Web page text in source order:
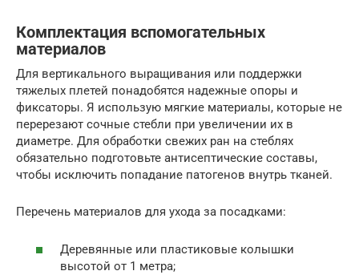
Комплектация вспомогательных
материалов
Для вертикального выращивания или поддержки
тяжелых плетей понадобятся надежные опоры и
фиксаторы. Я использую мягкие материалы, которые не
перерезают сочные стебли при увеличении их в
диаметре. Для обработки свежих ран на стеблях
обязательно подготовьте антисептические составы,
чтобы исключить попадание патогенов внутрь тканей.
Перечень материалов для ухода за посадками:
Деревянные или пластиковые колышки
высотой от 1 метра;